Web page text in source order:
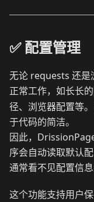
✅️️ 配置管理
无论 requests 还是
正常工作，如长长的
径、浏览器配置等
于代码的简洁。
因此，
序会自动读取默认
通常看不见配置信息
这个功能支持用户